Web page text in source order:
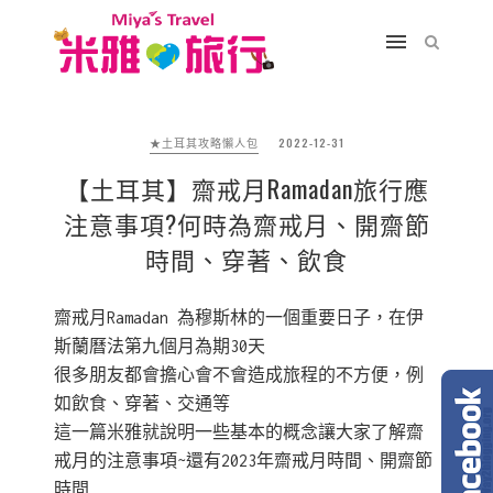
★土耳其攻略懶人包 2022-12-31
【土耳其】齋戒月Ramadan旅行應
注意事項?何時為齋戒月、開齋節
時間、穿著、飲食
齋戒月Ramadan 為穆斯林的一個重要日子，在伊
斯蘭曆法第九個月為期30天
很多朋友都會擔心會不會造成旅程的不方便，例
如飲食、穿著、交通等
這一篇米雅就說明一些基本的概念讓大家了解齋
戒月的注意事項~還有2023年齋戒月時間、開齋節
時間